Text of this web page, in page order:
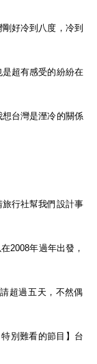
好冷到八度，冷到
超有感受的紛紛在
台灣是溼冷的關係
行社幫我們設計事
2008年過年出發，
超過五天，不然偶
別難看的節目】台